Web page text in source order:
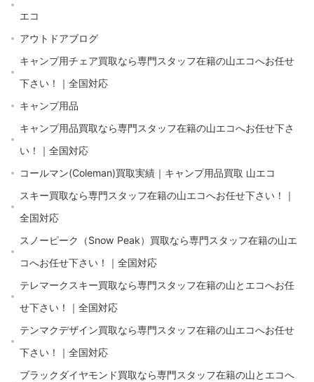
エコ
アウトドアブログ
キャンプ用チェア買取なら専門スタッフ在籍の山エコへお任せ
下さい！｜全国対応
キャンプ用品
キャンプ用品買取なら専門スタッフ在籍の山エコへお任せ下さ
い！｜全国対応
コールマン(Coleman)買取実績｜キャンプ用品買取 山エコ
スキー買取なら専門スタッフ在籍の山エコへお任せ下さい！｜
全国対応
スノーピーク（Snow Peak）買取なら専門スタッフ在籍の山エ
コへお任せ下さい！｜全国対応
テレマークスキー買取なら専門スタッフ在籍の山とエコへお任
せ下さい！｜全国対応
テンマクデザイン買取なら専門スタッフ在籍の山エコへお任せ
下さい！｜全国対応
ブラックダイヤモンド買取なら専門スタッフ在籍の山とエコへ